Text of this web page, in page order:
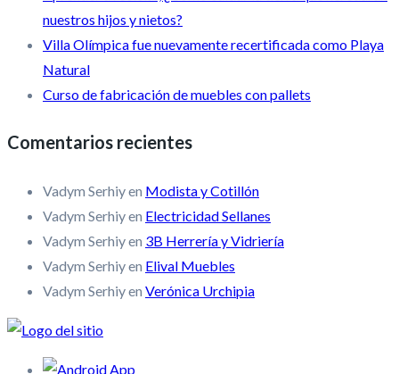
nuestros hijos y nietos?
Villa Olímpica fue nuevamente recertificada como Playa
Natural
Curso de fabricación de muebles con pallets
Comentarios recientes
Vadym Serhiyen Modista y Cotillón
Vadym Serhiyen Electricidad Sellanes
Vadym Serhiyen 3B Herrería y Vidriería
Vadym Serhiyen Elival Muebles
Vadym Serhiyen Verónica Urchipia